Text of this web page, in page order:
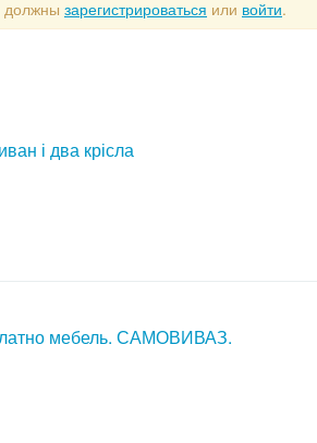
должны зарегистрироваться или войти.
і два крісла
мебель. САМОВИВАЗ.